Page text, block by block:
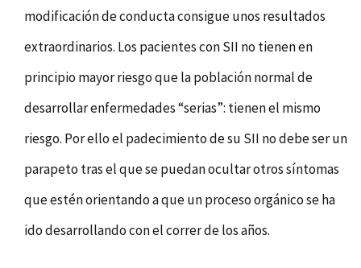
modificación de conducta consigue unos resultados
extraordinarios. Los pacientes con SII no tienen en
principio mayor riesgo que la población normal de
desarrollar enfermedades “serias”: tienen el mismo
riesgo. Por ello el padecimiento de su SII no debe ser un
parapeto tras el que se puedan ocultar otros síntomas
que estén orientando a que un proceso orgánico se ha
ido desarrollando con el correr de los años.